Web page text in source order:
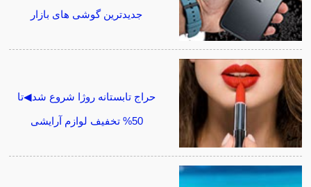
جدیدترین گوشی های بازار
حراج تابستانه روژا شروع شد◀تا
50% تخفیف لوازم آرایشی